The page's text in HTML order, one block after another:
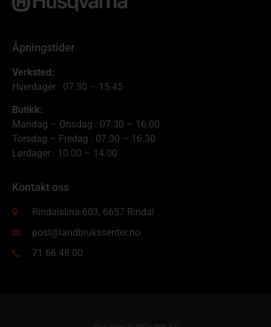
Åpningstider
Verksted:
Hverdager : 07.30 – 15.45
Butikk:
Mandag – Onsdag : 07.30 – 16.00
Torsdag – Fredag : 07.30 – 16.30
Lørdager : 10.00 – 14.00
Kontakt oss
Rindalslina 603, 6657 Rindal
post@landbrukssenter.no
71 66 48 00